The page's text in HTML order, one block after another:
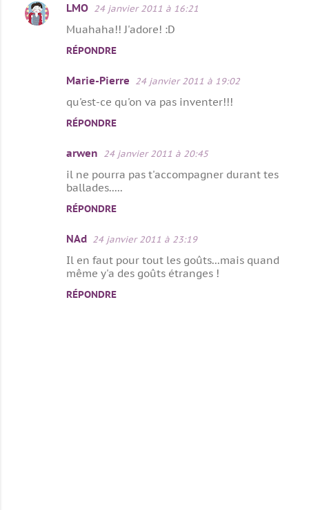
LMO 24 janvier 2011 à 16:21
Muahaha!! J'adore! :D
RÉPONDRE
Marie-Pierre 24 janvier 2011 à 19:02
qu'est-ce qu'on va pas inventer!!!
RÉPONDRE
arwen 24 janvier 2011 à 20:45
il ne pourra pas t'accompagner durant tes
ballades.....
RÉPONDRE
NAd 24 janvier 2011 à 23:19
Il en faut pour tout les goûts...mais quand
même y'a des goûts étranges !
RÉPONDRE